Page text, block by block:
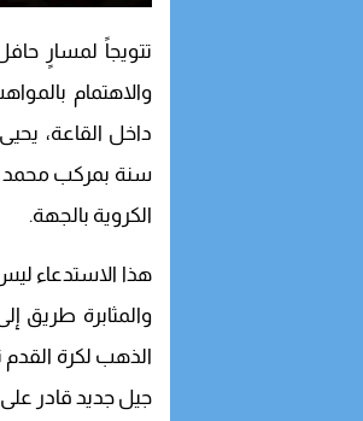
تتويجاً لمسارٍ
والاهتمام
سنة بمركب محمد
الكروية بالجهة.
هذا الاستدعاء
والمثابرة طريق
الذهب لكرة
جيل جديد قادر